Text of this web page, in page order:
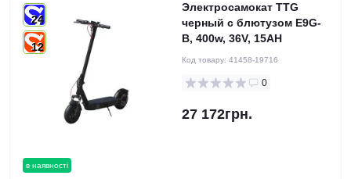
в наявності
24
12
Электросамокат TTG
черный с блютузом E9G-
B, 400w, 36V, 15AH
Код товару: 41458-19716
0
27 172грн.